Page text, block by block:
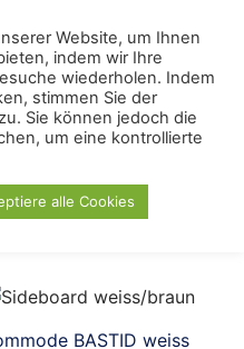
BASTID weiss
Website, um Ihnen
indem wir Ihre
wiederholen. Indem
stimmen Sie der
Sie können jedoch die
um eine kontrollierte
alle Cookies